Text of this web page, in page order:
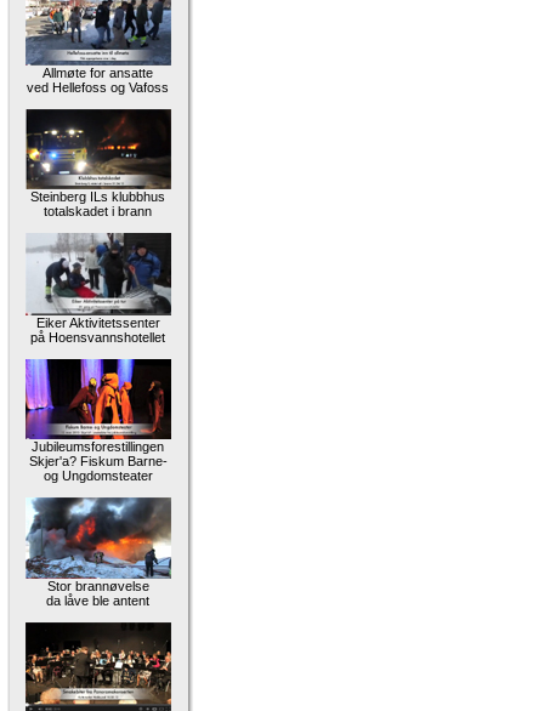
Allmøte for ansatte
ved Hellefoss og Vafoss
Steinberg ILs klubbhus
totalskadet i brann
Eiker Aktivitetssenter
på Hoensvannshotellet
Jubileumsforestillingen
Skjer'a? Fiskum Barne-
og Ungdomsteater
Stor brannøvelse
da låve ble antent